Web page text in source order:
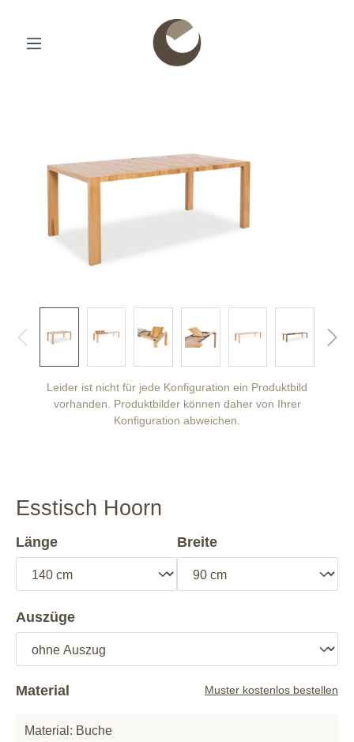
Leider ist nicht für jede Konfiguration ein Produktbild
vorhanden. Produktbilder können daher von Ihrer
Konfiguration abweichen.
Esstisch Hoorn
Länge Breite
Auszüge
Material Muster kostenlos bestellen
Material: Buche